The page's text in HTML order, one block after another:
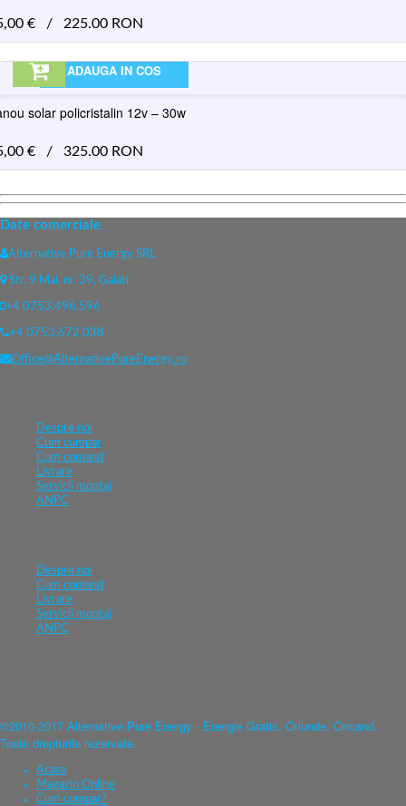
€ / 225.00 RON
ADAUGA IN COS
solar policristalin 12v – 30w
€ / 325.00 RON
Date comerciale
Alternative Pure Energy SRL
Str. 9 Mai, nr. 39, Galati
+4 0753.496.596
+4 0753.672.038
Office@AlternativePureEnergy.ro
Despre noi
Cum cumpar
Cum comand
Livrare
Servicii montaj
ANPC
Despre noi
Cum comand
Livrare
Servicii montaj
ANPC
©2010-2017 Alternative Pure Energy - Energie Gratis. Oriunde. Oricand.
Toate drepturile rezervate.
Acasa
Magazin Online
Cum cumpar?